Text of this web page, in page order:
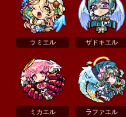
ラミエル ザドキエル
ミカエル ラファエル